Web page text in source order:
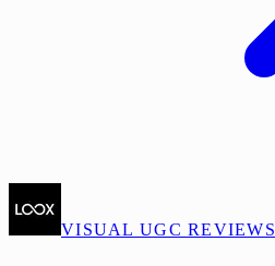
VISUAL UGC REVIEWS